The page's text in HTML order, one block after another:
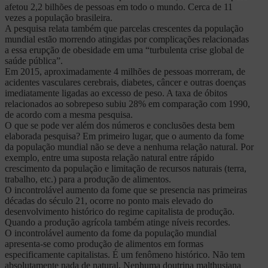
afetou 2,2 bilhões de pessoas em todo o mundo. Cerca de 11
vezes a população brasileira.
A pesquisa relata também que parcelas crescentes da população
mundial estão morrendo atingidas por complicações relacionadas
a essa erupção de obesidade em uma “turbulenta crise global de
saúde pública”.
Em 2015, aproximadamente 4 milhões de pessoas morreram, de
acidentes vasculares cerebrais, diabetes, câncer e outras doenças
imediatamente ligadas ao excesso de peso. A taxa de óbitos
relacionados ao sobrepeso subiu 28% em comparação com 1990,
de acordo com a mesma pesquisa.
O que se pode ver além dos números e conclusões desta bem
elaborada pesquisa? Em primeiro lugar, que o aumento da fome
da população mundial não se deve a nenhuma relação natural. Por
exemplo, entre uma suposta relação natural entre rápido
crescimento da população e limitação de recursos naturais (terra,
trabalho, etc.) para a produção de alimentos.
O incontrolável aumento da fome que se presencia nas primeiras
décadas do século 21, ocorre no ponto mais elevado do
desenvolvimento histórico do regime capitalista de produção.
Quando a produção agrícola também atinge níveis recordes.
O incontrolável aumento da fome da população mundial
apresenta-se como produção de alimentos em formas
especificamente capitalistas. É um fenômeno histórico. Não tem
absolutamente nada de natural. Nenhuma doutrina malthusiana